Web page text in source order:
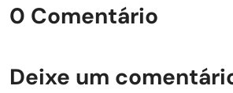
0 Comentário
Deixe um